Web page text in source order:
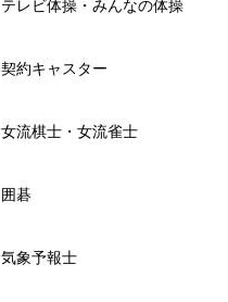
テレビ体操・みんなの体操
契約キャスター
女流棋士・女流雀士
囲碁
気象予報士